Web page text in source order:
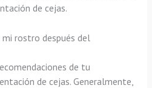
de cejas.
rostro después del
de tu
de cejas. Generalmente,